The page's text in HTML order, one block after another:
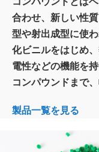
合わせ、新しい性
型や射出成型に使
化ビニルをはじめ
電性などの機能を
コンパウンドまで
製品一覧を見る